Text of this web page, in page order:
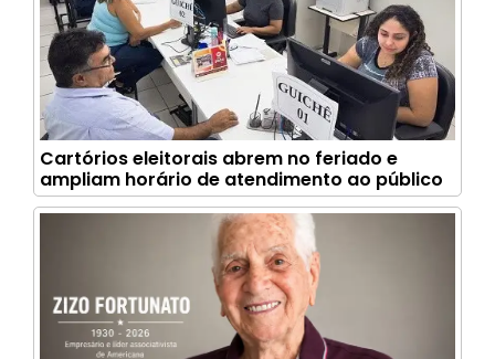
Cartórios eleitorais abrem no feriado e
ampliam horário de atendimento ao público